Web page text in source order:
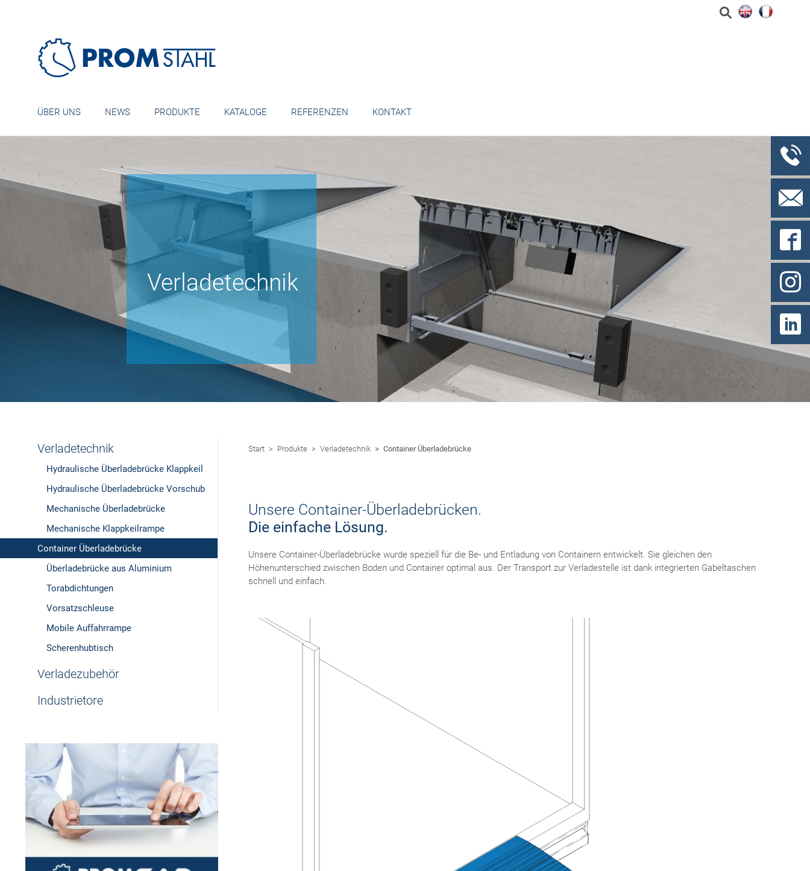
ÜBER UNS NEWS PRODUKTE KATALOGE REFERENZEN KONTAKT
Verladetechnik
Verladetechnik
Hydraulische Überladebrücke Klappkeil
Hydraulische Überladebrücke Vorschub
Mechanische Überladebrücke
Mechanische Klappkeilrampe
Container Überladebrücke
Überladebrücke aus Aluminium
Torabdichtungen
Vorsatzschleuse
Mobile Auffahrrampe
Scherenhubtisch
Verladezubehör
Industrietore
Unser
Architekten-Service
Profitieren Sie von
unserem Know-how.
Start Produkte Verladetechnik Container Überladebrücke
Unsere Container-Überladebrücken.
Die einfache Lösung.
Unsere Container-Überladebrücke wurde speziell für die Be- und Entladung von Containern entwickelt. Sie gleichen den
Höhenunterschied zwischen Boden und Container optimal aus. Der Transport zur Verladestelle ist dank integrierten Gabeltaschen
schnell und einfach.